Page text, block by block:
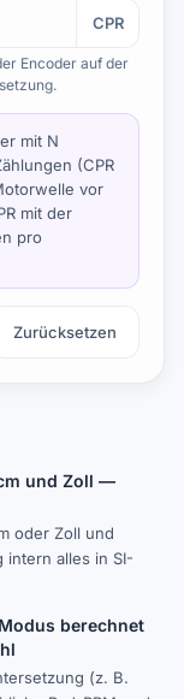
CPR
Encoder auf der
mit N
(CPR
vor
mit der
pro
Zurücksetzen
und Zoll —
oder Zoll und
intern alles in SI-
berechnet
(z. B.